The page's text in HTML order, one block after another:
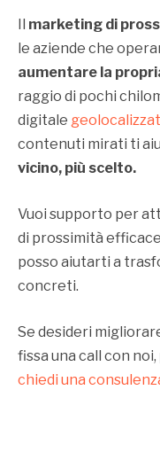
Il marketing di
le aziende che
aumentare la
raggio di pochi
digitale
contenuti mirati ti
vicino, più scelto.
Vuoi supporto per
di prossimità
posso aiutarti a
concreti.
Se desideri
fissa una call con noi,
chiedi una